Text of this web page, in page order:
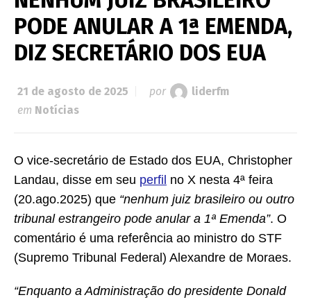
PODE ANULAR A 1ª EMENDA,
DIZ SECRETÁRIO DOS EUA
21 de agosto de 2025 por
liderfm
em Notícias
O vice-secretário de Estado dos EUA, Christopher
Landau, disse em seu perfil no X nesta 4ª feira
(20.ago.2025) que “nenhum juiz brasileiro ou outro
tribunal estrangeiro pode anular a 1ª Emenda”. O
comentário é uma referência ao ministro do STF
(Supremo Tribunal Federal) Alexandre de Moraes.
“Enquanto a Administração do presidente Donald